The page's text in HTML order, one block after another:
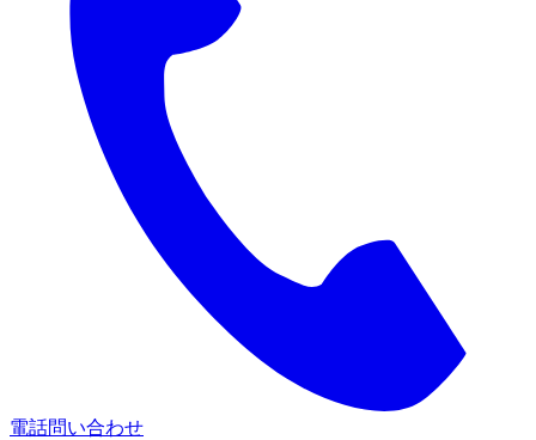
電話問い合わせ